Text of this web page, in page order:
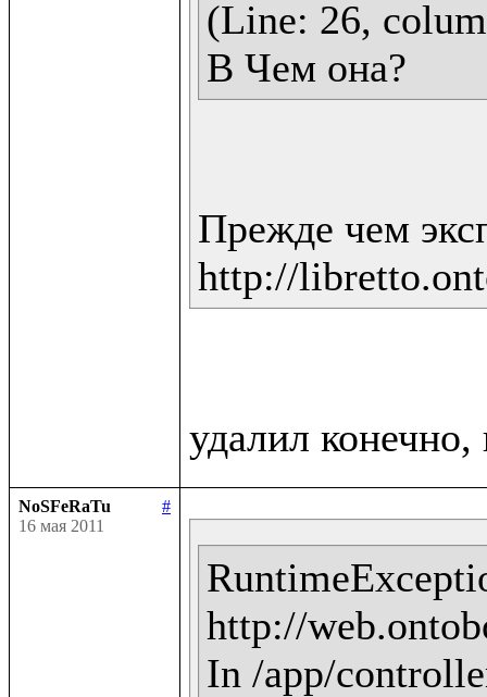
(Line: 26,
В Чем она?
Прежде чем
http://
NoSFeRaTu
#
16 мая 2011
http://
In /app/